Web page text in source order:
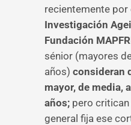
recientemente por
Investigación
Fundación
sénior (mayores
años) consideran
mayor, de media,
años; pero
general fija ese